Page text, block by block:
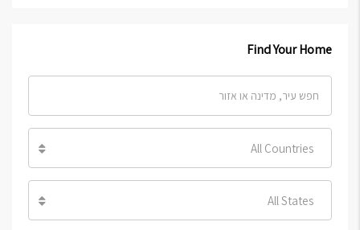
Find Your Home
All Countries
All States